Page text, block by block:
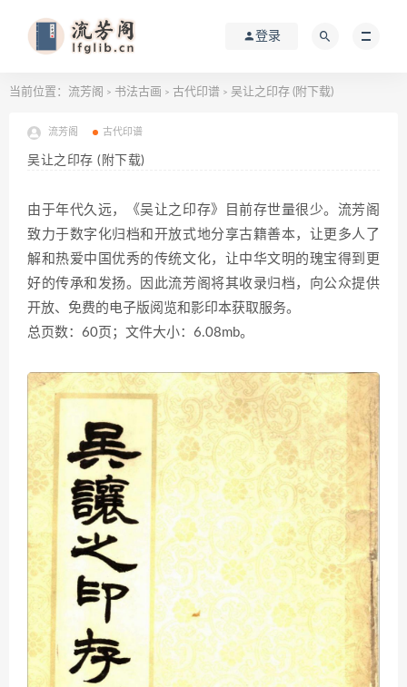
登录
当前位置： 流芳阁 > 书法古画 > 古代印谱 > 吴让之印存 (附下载)
流芳阁 古代印谱
吴让之印存 (附下载)
由于年代久远，《吴让之印存》目前存世量很少。流芳阁
致力于数字化归档和开放式地分享古籍善本，让更多人了
解和热爱中国优秀的传统文化，让中华文明的瑰宝得到更
好的传承和发扬。因此流芳阁将其收录归档，向公众提供
开放、免费的电子版阅览和影印本获取服务。
总页数：60页；文件大小：6.08mb。